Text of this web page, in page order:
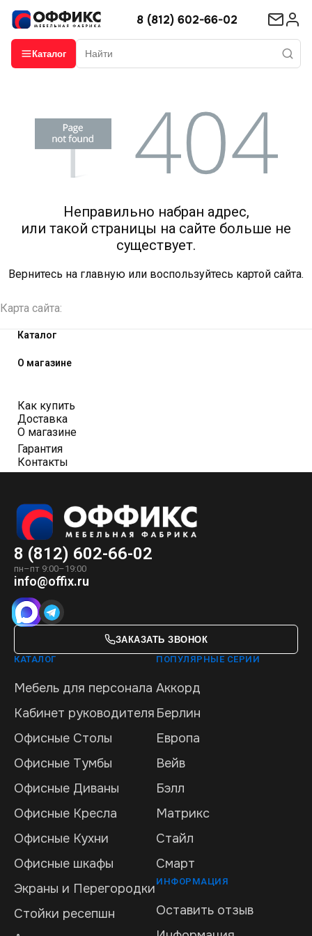
8 (812) 602-66-02
Каталог
Неправильно набран адрес,
или такой страницы на сайте больше не
существует.
Вернитесь на главную или воспользуйтесь картой сайта.
Карта сайта:
Каталог
О магазине
Как купить
Доставка
О магазине
Гарантия
Контакты
8 (812) 602-66-02
пн–пт 9:00–19:00
info@offix.ru
ЗАКАЗАТЬ ЗВОНОК
КАТАЛОГ
Мебель для персонала
Кабинет руководителя
Офисные Столы
Офисные Тумбы
Офисные Диваны
Офисные Кресла
Офисные Кухни
Офисные шкафы
Экраны и Перегородки
Стойки ресепшн
ПОПУЛЯРНЫЕ СЕРИИ
Аккорд
Берлин
Европа
Вейв
Бэлл
Матрикс
Стайл
Смарт
ИНФОРМАЦИЯ
Оставить отзыв